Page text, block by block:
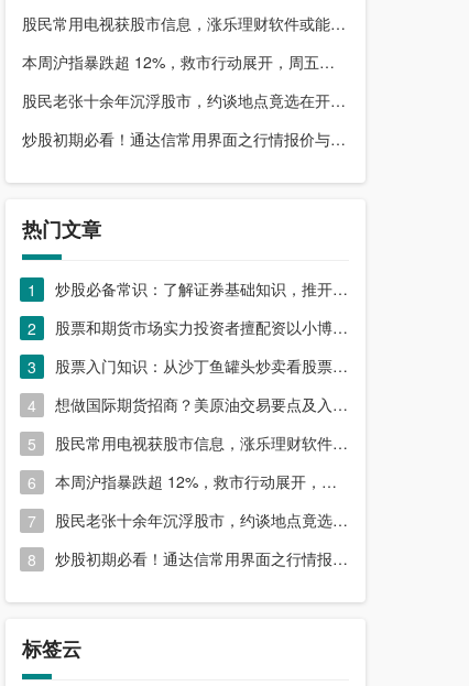
股民常用电视获股市信息，涨乐理财软件或能满足更多需求？
本周沪指暴跌超 12%，救市行动展开，周五市场有何措施？
股民老张十余年沉浮股市，约谈地点竟选在开户超市门口？
炒股初期必看！通达信常用界面之行情报价与分时图介绍
热门文章
1
炒股必备常识：了解证券基础知识，推开股票市场大门
2
股票和期货市场实力投资者擅配资以小博大，顶配网优势尽显
3
股票入门知识：从沙丁鱼罐头炒卖看股票交易本质，你了解吗？
4
想做国际期货招商？美原油交易要点及入门指南请收好
5
股民常用电视获股市信息，涨乐理财软件或能满足更多需求？
6
本周沪指暴跌超 12%，救市行动展开，周五市场有何措施？
7
股民老张十余年沉浮股市，约谈地点竟选在开户超市门口？
8
炒股初期必看！通达信常用界面之行情报价与分时图介绍
标签云